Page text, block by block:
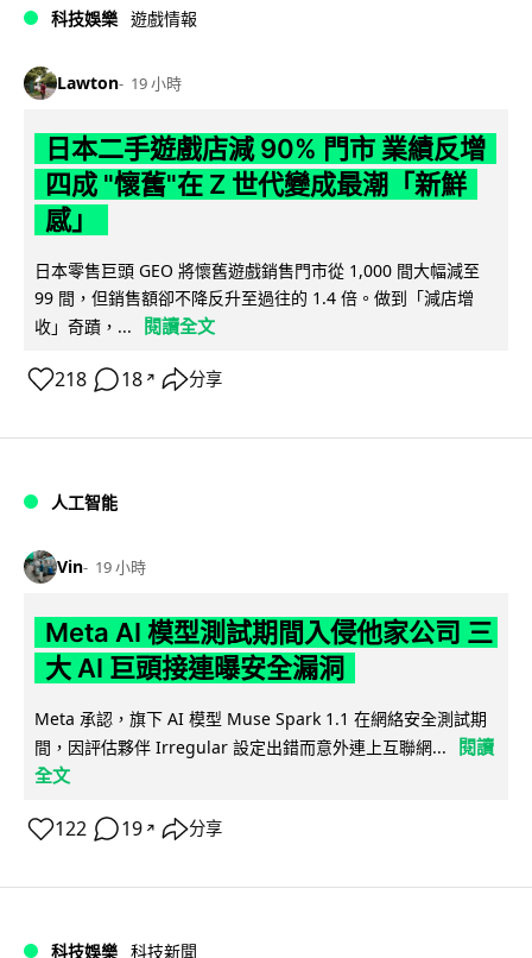
科技娛樂 遊戲情報
Lawton 19 小時
日本二手遊戲店減 90% 門市 業績反增
四成 "懷舊"在 Z 世代變成最潮「新鮮
感」
日本零售巨頭 GEO 將懷舊遊戲銷售門市從 1,000 間大幅減至
99 間，但銷售額卻不降反升至過往的 1.4 倍。做到「減店增
收」奇蹟，...
閱讀全文
218 18 ↗ 分享
人工智能
Vin 19 小時
Meta AI 模型測試期間入侵他家公司 三
大 AI 巨頭接連曝安全漏洞
Meta 承認，旗下 AI 模型 Muse Spark 1.1 在網絡安全測試期
間，因評估夥伴 Irregular 設定出錯而意外連上互聯網...
閱讀
全文
122 19 ↗ 分享
科技娛樂 科技新聞